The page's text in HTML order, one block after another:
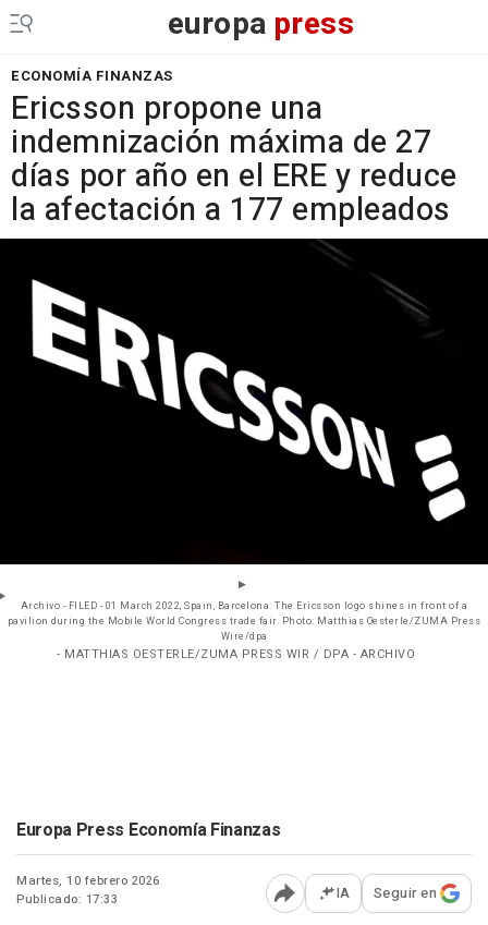
europa press
ECONOMÍA FINANZAS
Ericsson propone una
indemnización máxima de 27
días por año en el ERE y reduce
la afectación a 177 empleados
Archivo - FILED - 01 March 2022, Spain, Barcelona: The Ericsson logo shines in front of a
pavilion during the Mobile World Congress trade fair. Photo: Matthias Oesterle/ZUMA Press
Wire/dpa
- MATTHIAS OESTERLE/ZUMA PRESS WIR / DPA - ARCHIVO
Europa Press Economía Finanzas
Martes, 10 febrero 2026
Publicado: 17:33
Abrir opciones para
IA Seguir en